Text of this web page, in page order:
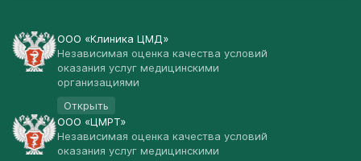
ООО «Клиника ЦМД»
Независимая оценка качества условий
оказания услуг медицинскими
организациями
Открыть
ООО «ЦМРТ»
Независимая оценка качества условий
оказания услуг медицинскими